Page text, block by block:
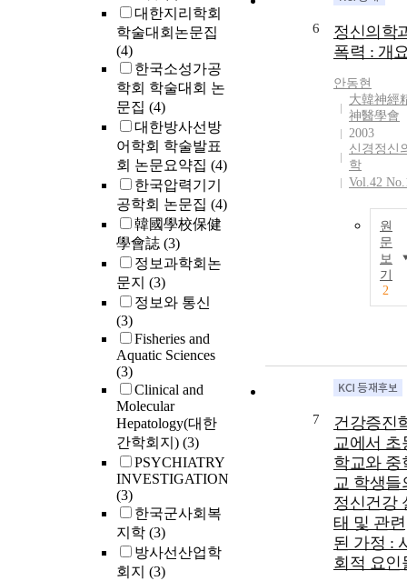
대한지리학회
학술대회논문집
(4)
한국소성가공
학회 학술대회 논
문집 (4)
대한방사선방
어학회 학술발표
회 논문요약집 (4)
한국압력기기
공학회 논문집 (4)
韓國學校保健
學會誌 (3)
정보과학회논
문지 (3)
정보와 통신
(3)
Fisheries and
Aquatic Sciences
(3)
Clinical and
Molecular
Hepatology(대한
간학회지) (3)
PSYCHIATRY
INVESTIGATION
(3)
한국군사회복
지학 (3)
방사선산업학
회지 (3)
6
정신의학
폭력 : 개
안동현
大韓神經
神醫學會
2003
신경정신
학
Vol.42
원
문
보
기
2
7
건강증진
교에서 초
학교와 중
교 학생들
정신건강
태 및 관련
된 가정 :
회적 요인